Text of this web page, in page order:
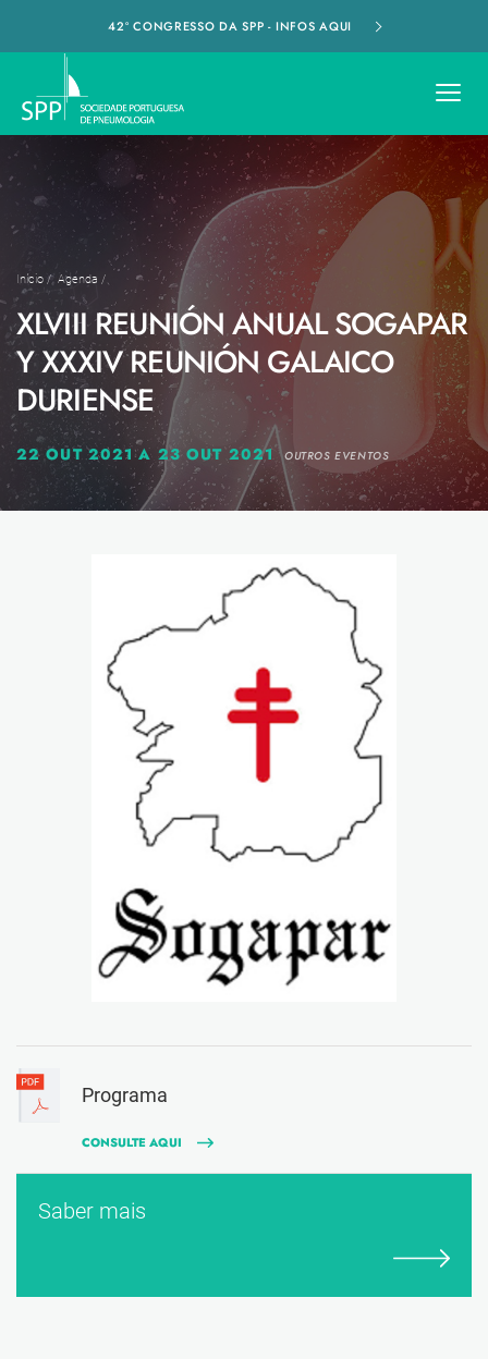
42º CONGRESSO DA SPP - INFOS AQUI
Início / Agenda /
XLVIII REUNIÓN ANUAL SOGAPAR
Y XXXIV REUNIÓN GALAICO
DURIENSE
22 OUT 2021 A 23 OUT 2021 OUTROS EVENTOS
Programa
CONSULTE AQUI
Saber mais